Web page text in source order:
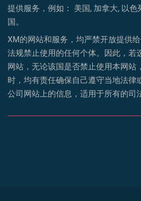
提供服务，例如： 美国, 加拿大, 以色
国。
XM的网站和服务，均严禁开放提供
法规禁止使用的任何个体。因此，若
网站，无论该国是否禁止使用本网站
时，均有责任确保自己遵守当地法律
公司网站上的信息，适用于所有的司